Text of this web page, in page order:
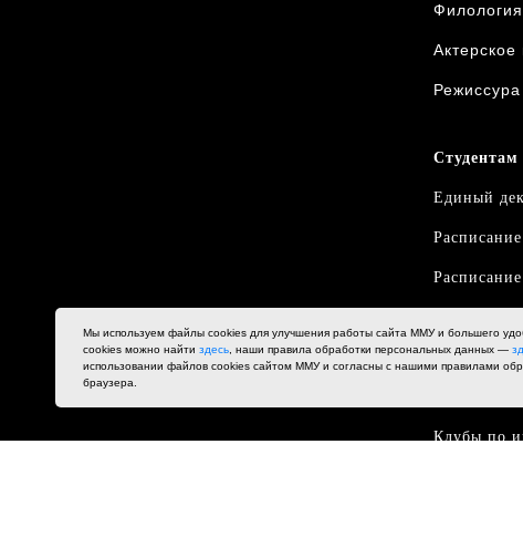
Филология
Актерское
Студентам
Единый
Навигация
Клубы по
Мы используем файлы cookies для улучшения работы сайта ММУ и большего
cookies можно найти здесь , наши правила обработки персональных данных —
использовании файлов cookies сайтом ММУ и согласны с нашими правилами
браузера.